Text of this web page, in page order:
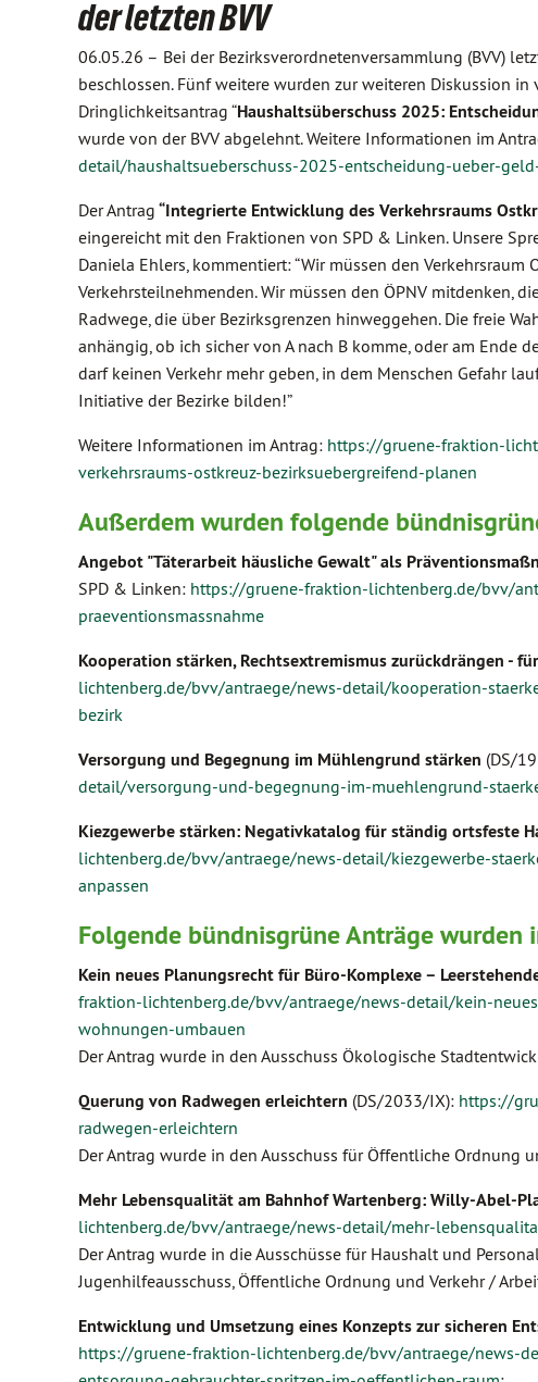
der letzten BVV
06.05.26 – Bei der Bezirksverordnetenversammlung (BVV)
beschlossen. Fünf weitere wurden zur weiteren Diskussion
Dringlichkeitsantrag “Haushaltsüberschuss 2025:
wurde von der BVV abgelehnt. Weitere Informationen im
detail/haushaltsueberschuss-2025-entscheidung-ueber-
Der Antrag “Integrierte Entwicklung des Verkehrsraums
eingereicht mit den Fraktionen von SPD & Linken. Unsere
Daniela Ehlers, kommentiert: “Wir müssen den
Verkehrsteilnehmenden. Wir müssen den ÖPNV mitdenken,
Radwege, die über Bezirksgrenzen hinweggehen. Die freie
anhängig, ob ich sicher von A nach B komme, oder am Ende
darf keinen Verkehr mehr geben, in dem Menschen Gefahr
Initiative der Bezirke bilden!”
Weitere Informationen im Antrag: https://gruene-fraktion-
verkehrsraums-ostkreuz-bezirksuebergreifend-planen
Außerdem wurden folgende
Angebot "Täterarbeit häusliche Gewalt" als
SPD & Linken: https://gruene-fraktion-lichtenberg.de/bvv/
praeventionsmassnahme
Kooperation stärken, Rechtsextremismus zurückdrängen -
lichtenberg.de/bvv/antraege/news-detail/kooperation-
bezirk
Versorgung und Begegnung im Mühlengrund stärken (DS/
detail/versorgung-und-begegnung-im-muehlengrund-
Kiezgewerbe stärken: Negativkatalog für ständig ortsfeste
lichtenberg.de/bvv/antraege/news-detail/kiezgewerbe-
anpassen
Folgende bündnisgrüne Anträge wurden
Kein neues Planungsrecht für Büro-Komplexe –
fraktion-lichtenberg.de/bvv/antraege/news-detail/kein-
wohnungen-umbauen
Der Antrag wurde in den Ausschuss Ökologische
Querung von Radwegen erleichtern (DS/2033/IX): https://
radwegen-erleichtern
Der Antrag wurde in den Ausschuss für Öffentliche Ordnung
Mehr Lebensqualität am Bahnhof Wartenberg: Willy-Abel-
lichtenberg.de/bvv/antraege/news-detail/mehr-
Der Antrag wurde in die Ausschüsse für Haushalt und
Jugenhilfeausschuss, Öffentliche Ordnung und Verkehr /
Entwicklung und Umsetzung eines Konzepts zur sicheren
https://gruene-fraktion-lichtenberg.de/bvv/antraege/news-